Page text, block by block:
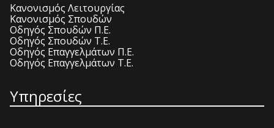
Κανονισμός Λειτουργίας
Κανονισμός Σπουδών
Οδηγός Σπουδών Π.Ε.
Οδηγός Σπουδών Τ.Ε.
Οδηγός Επαγγελμάτων Π.Ε.
Οδηγός Επαγγελμάτων Τ.Ε.
Υπηρεσίες